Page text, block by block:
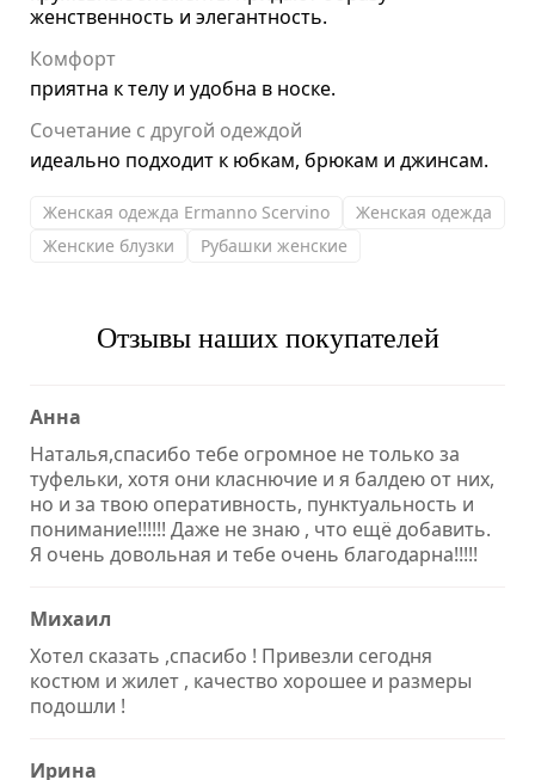
женственность и элегантность.
Комфорт
приятна к телу и удобна в носке.
Сочетание с другой одеждой
идеально подходит к юбкам, брюкам и джинсам.
Женская одежда Ermanno Scervino
Женская одежда
Женские блузки
Рубашки женские
Отзывы наших покупателей
Анна
Наталья,спасибо тебе огромное не только за
туфельки, хотя они класнючие и я балдею от них,
но и за твою оперативность, пунктуальность и
понимание!!!!!! Даже не знаю , что ещё добавить.
Я очень довольная и тебе очень благодарна!!!!!
Михаил
Хотел сказать ,спасибо ! Привезли сегодня
костюм и жилет , качество хорошее и размеры
подошли !
Ирина